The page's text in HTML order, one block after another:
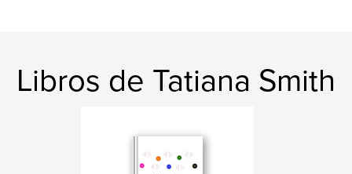
Libros de Tatiana Smith